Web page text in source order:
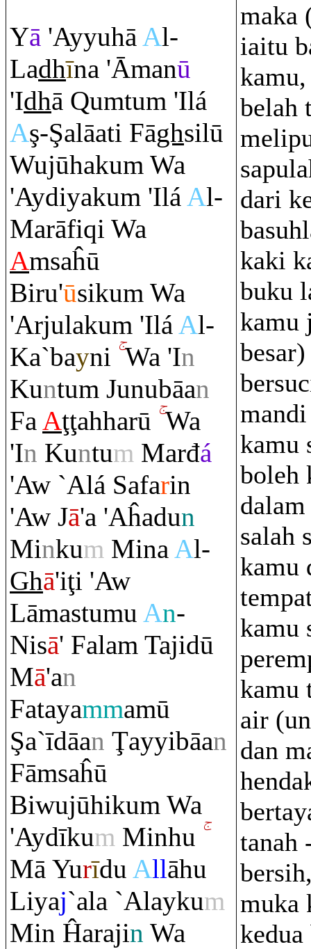
Yā 'AyyuhāAl-
Ladhīna 'Āmanū
'Idhā Qumtum 'Ilá
Aş-Şalāati Fāghsilū
Wujūhakum Wa
'Aydiyakum 'IláAl-
Marāfiqi Wa
Amsaĥū
Biru'ūsikum Wa
'Arjulakum 'IláAl-
Ka`bayni Wa 'In
Kuntum Junubāan
FaAţţahharū Wa
'In Kuntum Marđá
'Aw `Alá Safarin
'Aw Jā'a 'Aĥadun
Minkum MinaAl-
Ghā'iţi 'Aw
Lāmastumu An-
Nisā' Falam Tajidū
Mā'an
Fatayammamū
Şa`īdāan Ţayyibāan
Fāmsaĥū
Biwujūhikum Wa
'Aydīkum Minhu
Mā Yurīdu Allāhu
Liyaj`ala `Alaykum
Min Ĥarajin Wa
maka
iaitu
belah
dari
kaki
buku
kamu
kamu
boleh
salah
kamu
kamu
kamu
air
dan
tanah
muka
kedua